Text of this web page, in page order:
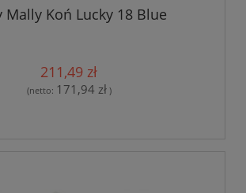
Mally Koń Lucky 18 Blue
211,49 zł
(netto: 171,94 zł)